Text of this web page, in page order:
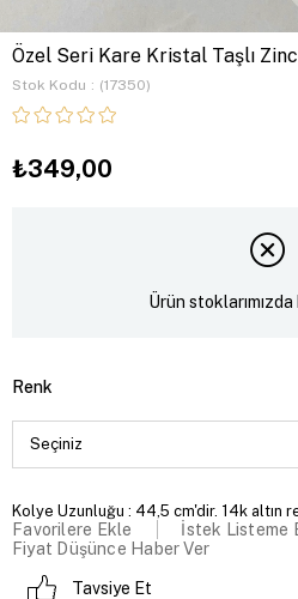
Özel Seri Kare Kristal Taşlı
Stok Kodu (17350)
₺349,00
Ürün stoklarımızda
Renk
Kolye Uzunluğu : 44,5 cm'dir. 14k altın
Favorilere Ekle
İstek Listeme
Fiyat Düşünce Haber Ver
Tavsiye Et